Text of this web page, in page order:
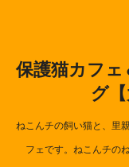
保護猫カフ
グ
ねこんチの飼い猫と、里
フェです。ねこんチの